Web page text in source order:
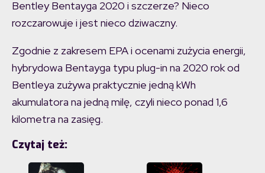
Bentley Bentayga 2020 i szczerze? Nieco
rozczarowuje i jest nieco dziwaczny.
Zgodnie z zakresem EPA i ocenami zużycia energii,
hybrydowa Bentayga typu plug-in na 2020 rok od
Bentleya zużywa praktycznie jedną kWh
akumulatora na jedną milę, czyli nieco ponad 1,6
kilometra na zasięg.
Czytaj też: